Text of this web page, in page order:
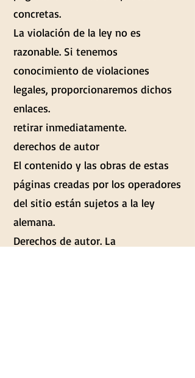
concretas.
La violación de la ley no es
razonable. Si tenemos
conocimiento de violaciones
legales, proporcionaremos dichos
enlaces.
retirar inmediatamente.
derechos de autor
El contenido y las obras de estas
páginas creadas por los operadores
del sitio están sujetos a la ley
alemana.
Derechos de autor. La